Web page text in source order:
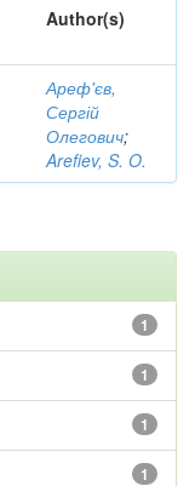
Author(s)
Ареф'єв,
Сергій
Олегович;
Arefiev, S. O.
1
1
1
1